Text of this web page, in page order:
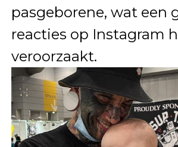
pasgeborene, wat een
reacties op Instagram
veroorzaakt.